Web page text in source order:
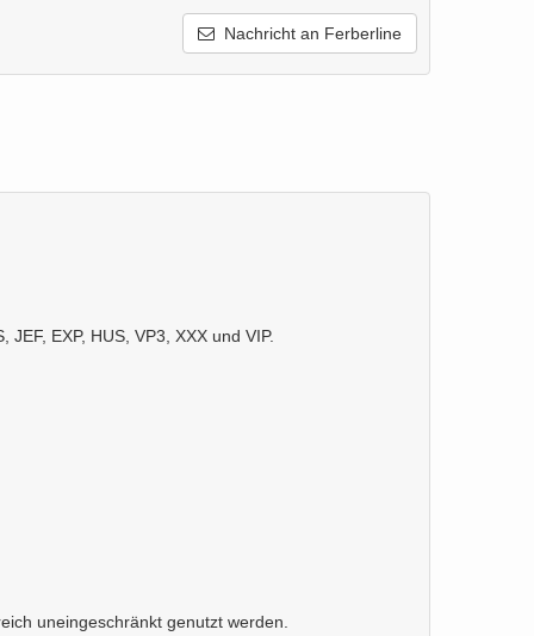
Nachricht an Ferberline
EXP, HUS, VP3, XXX und VIP.
uneingeschränkt genutzt werden.